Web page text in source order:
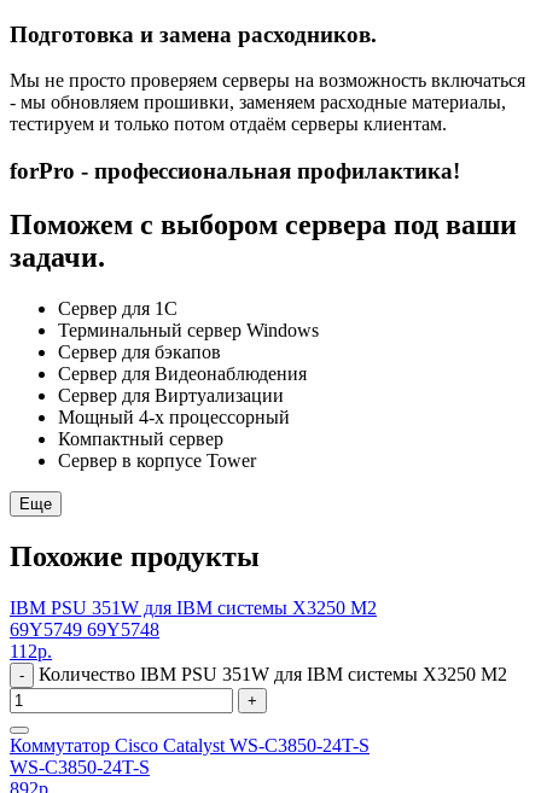
Подготовка и замена расходников.
Мы не просто проверяем серверы на возможность включаться
- мы обновляем прошивки, заменяем расходные материалы,
тестируем и только потом отдаём серверы клиентам.
forPro - профессиональная профилактика!
Поможем с выбором сервера под ваши
задачи.
Сервер для 1С
Терминальный сервер Windows
Сервер для бэкапов
Сервер для Видеонаблюдения
Сервер для Виртуализации
Мощный 4-х процессорный
Компактный сервер
Сервер в корпусе Tower
Еще
Похожие продукты
IBM PSU 351W для IBM системы X3250 M2
69Y5749 69Y5748
112р.
- Количество IBM PSU 351W для IBM системы X3250 M2
+
Коммутатор Cisco Catalyst WS-C3850-24T-S
WS-C3850-24T-S
892р.